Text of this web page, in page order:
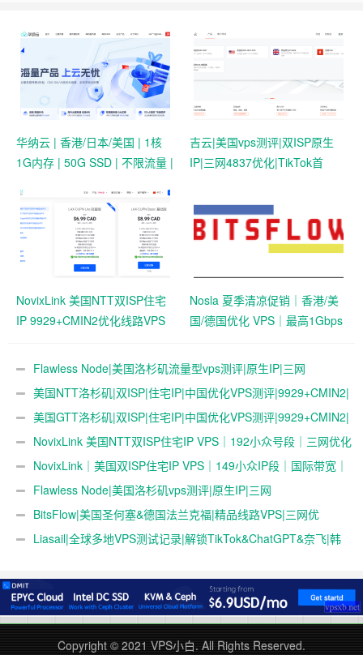
华纳云 | 香港/日本/美国 | 1核
1G内存 | 50G SSD | 不限流量 |
吉云|美国vps测评|双ISP原生
IP|三网4837优化|TikTok首
NovixLink 美国NTT双ISP住宅
IP 9929+CMIN2优化线路VPS
Nosla 夏季清凉促销｜香港/美
国/德国优化 VPS｜最高1Gbps
Flawless Node|美国洛杉矶流量型vps测评|原生IP|三网
4837|1Gbps|年付$36起|解锁奈飞&ChatGPT&TikTok
美国NTT洛杉矶|双ISP|住宅IP|中国优化VPS测评|9929+CMIN2|
月付￥34起|跨境社媒电商运营|TikTok直播
美国GTT洛杉矶|双ISP|住宅IP|中国优化VPS测评|9929+CMIN2|
月付￥34起|跨境社媒电商运营|TikTok直播
NovixLink 美国NTT双ISP住宅IP VPS｜192小众号段｜三网优化
｜34元/月起
NovixLink｜美国双ISP住宅IP VPS｜149小众IP段｜国际带宽｜
29元/月起
Flawless Node|美国洛杉矶vps测评|原生IP|三网
4837|0.5T@200Mbps|年付$36起|解锁奈飞&ChatGPT&TikTok
BitsFlow|美国圣何塞&德国法兰克福|精品线路VPS|三网优
化|CN2GIA+9929+CMIN2|79元/年起
Liasail|全球多地VPS测试记录|解锁TikTok&ChatGPT&奈飞|韩
评
Copyright © 2021 VPS小白. All Rights Reserved.